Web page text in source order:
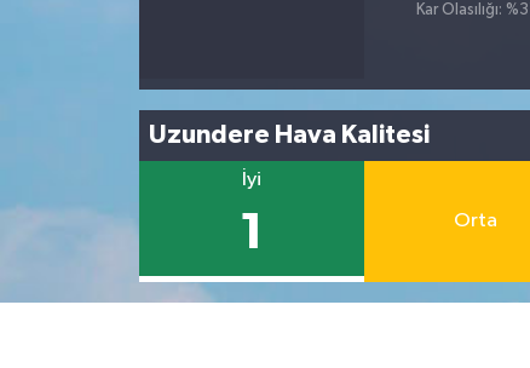
Kar Olasılığı: %31
Uzundere Hava Kalitesi
İyi
1 Orta